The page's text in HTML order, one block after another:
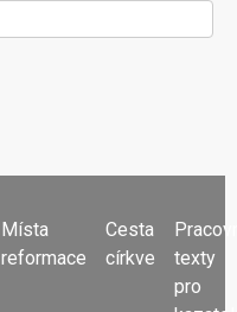
Místa
reformace
Cesta
církve
texty
pro